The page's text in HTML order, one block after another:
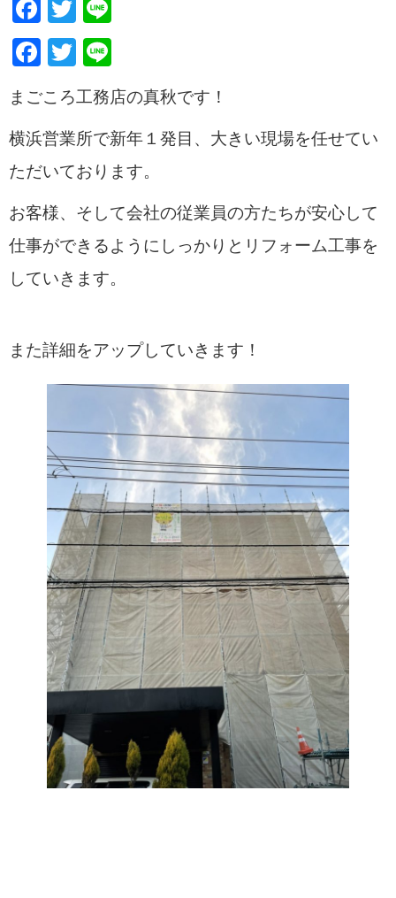
Facebook
Twitter
Facebook
Twitter
まごころ工務店の真秋です！
横浜営業所で新年１発目、大きい現場を任せてい
ただいております。
お客様、そして会社の従業員の方たちが安心して
仕事ができるようにしっかりとリフォーム工事を
していきます。
また詳細をアップしていきます！